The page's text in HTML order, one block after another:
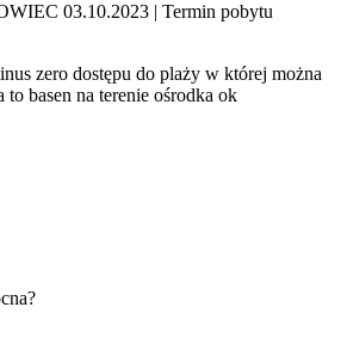
03.10.2023 | Termin pobytu
zero dostępu do plaży w której można
to basen na terenie ośrodka ok